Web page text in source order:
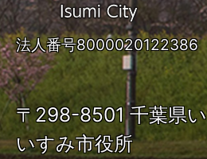
み
市
ISUMI
City
法人番号8000020122386
〒298-8501 千葉県
いすみ市役所